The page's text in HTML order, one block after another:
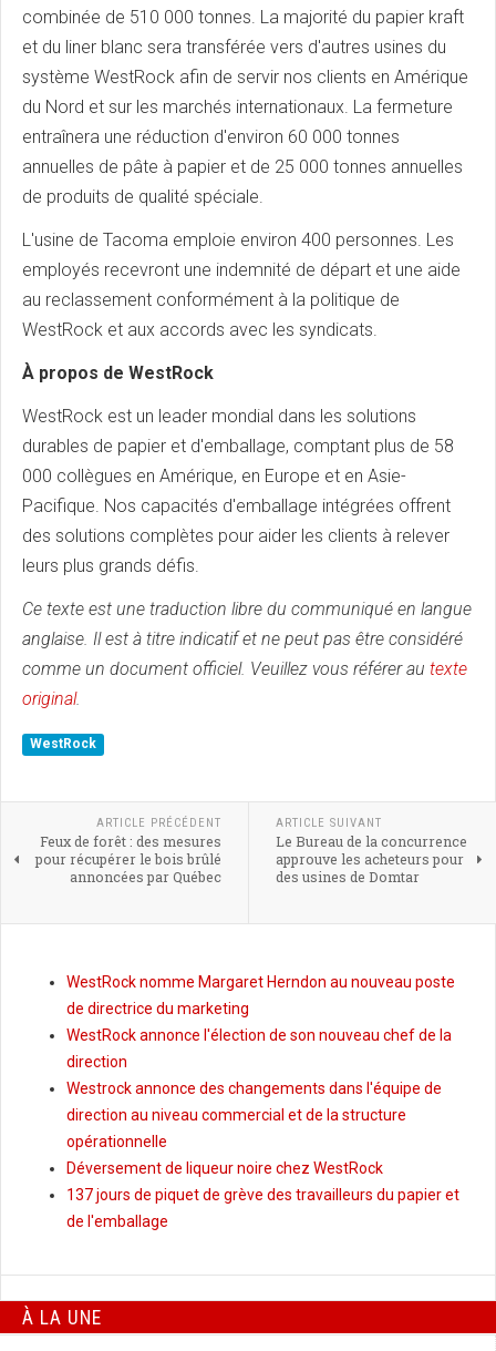
combinée de 510 000 tonnes. La majorité du papier kraft
et du liner blanc sera transférée vers d'autres usines du
système WestRock afin de servir nos clients en Amérique
du Nord et sur les marchés internationaux. La fermeture
entraînera une réduction d'environ 60 000 tonnes
annuelles de pâte à papier et de 25 000 tonnes annuelles
de produits de qualité spéciale.
L'usine de Tacoma emploie environ 400 personnes. Les
employés recevront une indemnité de départ et une aide
au reclassement conformément à la politique de
WestRock et aux accords avec les syndicats.
À propos de WestRock
WestRock est un leader mondial dans les solutions
durables de papier et d'emballage, comptant plus de 58
000 collègues en Amérique, en Europe et en Asie-
Pacifique. Nos capacités d'emballage intégrées offrent
des solutions complètes pour aider les clients à relever
leurs plus grands défis.
Ce texte est une traduction libre du communiqué en langue
anglaise. Il est à titre indicatif et ne peut pas être considéré
comme un document officiel. Veuillez vous référer au texte
original.
WestRock
ARTICLE PRÉCÉDENT
Feux de forêt : des mesures
pour récupérer le bois brûlé
annoncées par Québec
ARTICLE SUIVANT
Le Bureau de la concurrence
approuve les acheteurs pour
des usines de Domtar
WestRock nomme Margaret Herndon au nouveau poste
de directrice du marketing
WestRock annonce l'élection de son nouveau chef de la
direction
Westrock annonce des changements dans l'équipe de
direction au niveau commercial et de la structure
opérationnelle
Déversement de liqueur noire chez WestRock
137 jours de piquet de grève des travailleurs du papier et
de l'emballage
À LA UNE